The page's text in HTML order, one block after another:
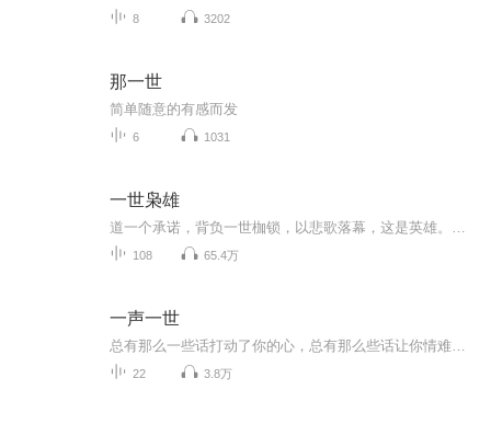
8 3202
那一世
简单随意的有感而发
6 1031
一世枭雄
108 65.4万
一声一世
22 3.8万